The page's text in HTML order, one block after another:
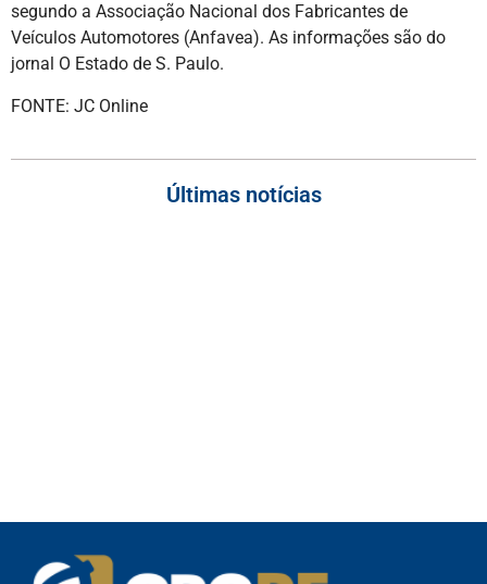
segundo a Associação Nacional dos Fabricantes de
Veículos Automotores (Anfavea). As informações são do
jornal O Estado de S. Paulo.
FONTE: JC Online
Últimas notícias